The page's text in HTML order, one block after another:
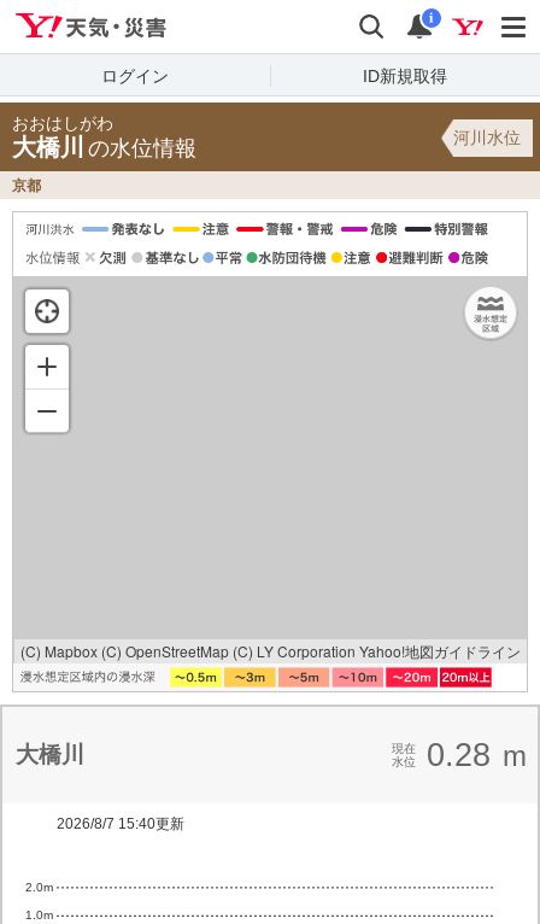
検索 通知
i
ログイン ID新規取得
おおはしがわ
大橋川 の水位情報 河川水位
京都
(C) Mapbox (C) OpenStreetMap (C) LY Corporation Yahoo!地図ガイドライン
大橋川
現在
水位
0.28 m
2026/8/7 15:40更新
1.0m
2.0m